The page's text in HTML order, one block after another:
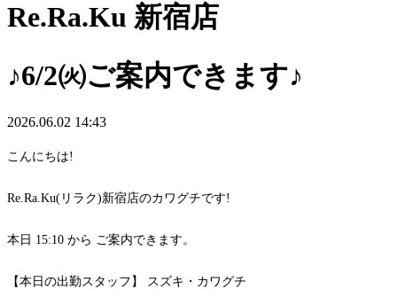
Re.Ra.Ku 新宿店
♪6/2㈫ご案内できます♪
2026.06.02 14:43
こんにちは!
Re.Ra.Ku(リラク)新宿店のカワグチです!
本日 15:10 から ご案内できます。
【本日の出勤スタッフ】 スズキ・カワグチ